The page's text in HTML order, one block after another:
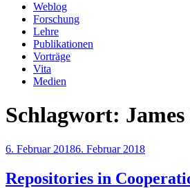
Weblog
Forschung
Lehre
Publikationen
Vorträge
Vita
Medien
Schlagwort:
Veröffentlicht
6. Februar 20186. Februar 2018
Repositories in